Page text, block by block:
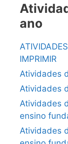
ano
IMPRIMIR
Atividades
Atividades
Atividades
ensino
Atividades